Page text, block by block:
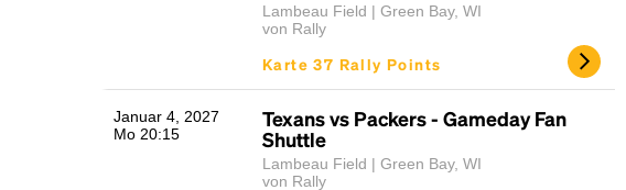
Lambeau Field | Green Bay, WI
von Rally
Karte 37 Rally Points
Januar 4, 2027
Mo 20:15
Texans vs Packers - Gameday Fan
Shuttle
Lambeau Field | Green Bay, WI
von Rally